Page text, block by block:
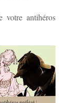
votre antihéros